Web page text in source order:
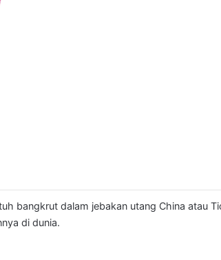
bangkrut dalam jebakan utang China atau
di dunia.